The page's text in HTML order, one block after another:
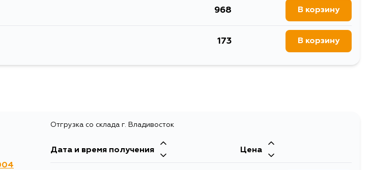
968 В корзину
173 В корзину
Отгрузка со склада г. Владивосток
Дата и время получения Цена